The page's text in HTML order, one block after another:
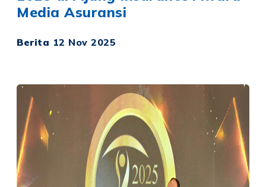
Media Asuransi
Berita 12 Nov 2025